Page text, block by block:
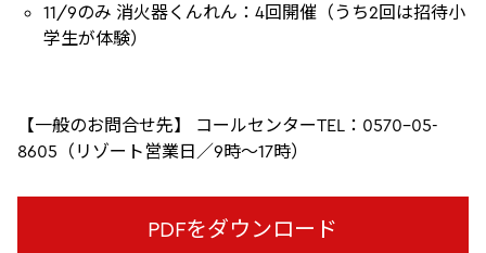
11/9のみ 消火器くんれん：4回開催（うち2回は招待小
学生が体験）
【一般のお問合せ先】 コールセンターTEL：0570-05-
8605（リゾート営業日／9時～17時）
PDFをダウンロード